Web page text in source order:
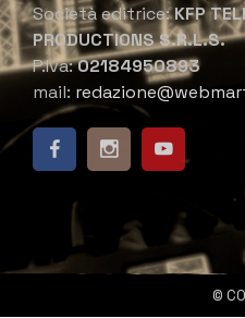
Società editrice:KFP
PRODUCTIONS S.R.L.S.
P.Iva:02184950893
mail:
©